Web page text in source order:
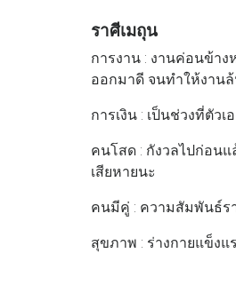
ราศีเมถุน
การงาน : งานค่อนข้า
ออกมาดี จนทำให้งาน
การเงิน : เป็นช่วงที่ตัว
คนโสด : กังวลไปก่อนแ
เสียหายนะ
คนมีคู่ : ความสัมพันธ์ร
สุขภาพ : ร่างกายแข็งแ